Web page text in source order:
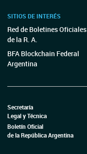
SITIOS DE INTERÉS
Red de Boletines Oficiales
de la R. A.
BFA Blockchain Federal
Argentina
Secretaría
Legal y Técnica
Boletín Oficial
de la República Argentina